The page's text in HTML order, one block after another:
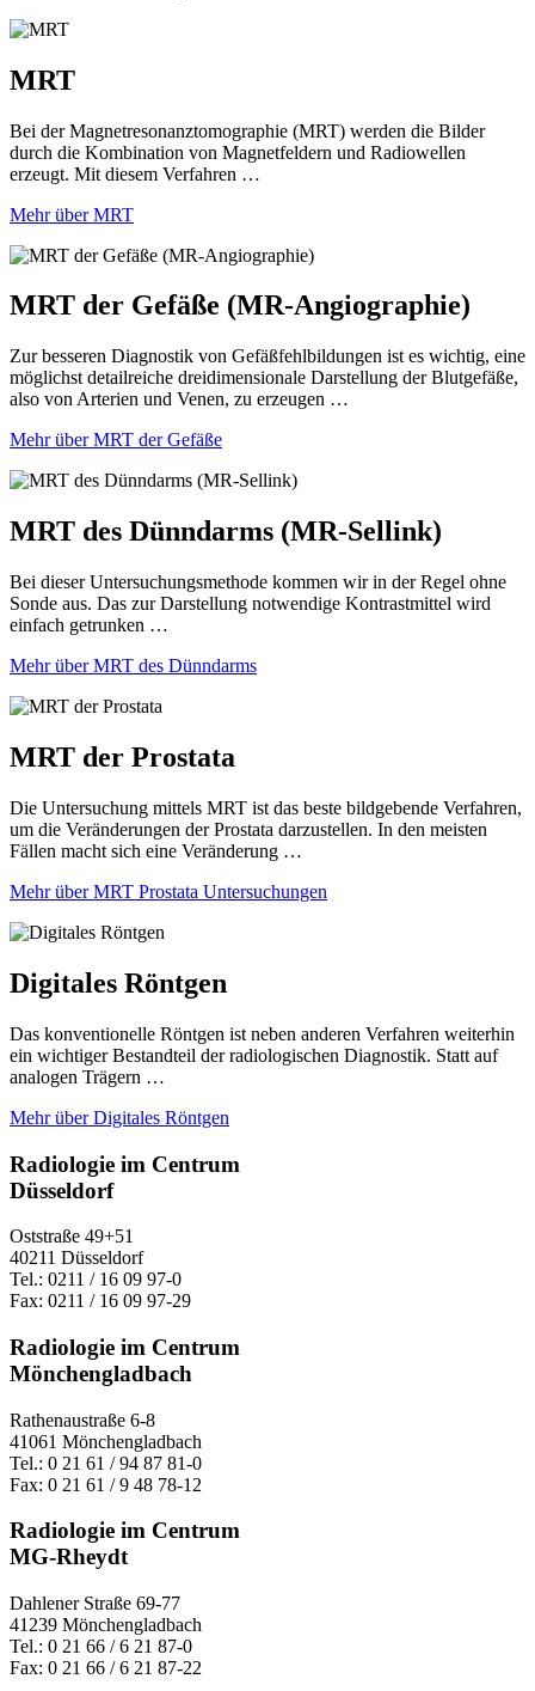
MRT
Bei der Magnetresonanztomographie (MRT) werden die Bilder
durch die Kombination von Magnetfeldern und Radiowellen
erzeugt. Mit diesem Verfahren …
Mehr über MRT
MRT der Gefäße (MR-Angiographie)
Zur besseren Diagnostik von Gefäßfehlbildungen ist es wichtig, eine
möglichst detailreiche dreidimensionale Darstellung der Blutgefäße,
also von Arterien und Venen, zu erzeugen …
Mehr über MRT der Gefäße
MRT des Dünndarms (MR-Sellink)
Bei dieser Untersuchungsmethode kommen wir in der Regel ohne
Sonde aus. Das zur Darstellung notwendige Kontrastmittel wird
einfach getrunken …
Mehr über MRT des Dünndarms
MRT der Prostata
Die Untersuchung mittels MRT ist das beste bildgebende Verfahren,
um die Veränderungen der Prostata darzustellen. In den meisten
Fällen macht sich eine Veränderung …
Mehr über MRT Prostata Untersuchungen
Digitales Röntgen
Das konventionelle Röntgen ist neben anderen Verfahren weiterhin
ein wichtiger Bestandteil der radiologischen Diagnostik. Statt auf
analogen Trägern …
Mehr über Digitales Röntgen
Radiologie im Centrum
Düsseldorf
Oststraße 49+51
40211 Düsseldorf
Tel.: 0211 / 16 09 97-0
Fax: 0211 / 16 09 97-29
Radiologie im Centrum
Mönchengladbach
Rathenaustraße 6-8
41061 Mönchengladbach
Tel.: 0 21 61 / 94 87 81-0
Fax: 0 21 61 / 9 48 78-12
Radiologie im Centrum
MG-Rheydt
Dahlener Straße 69-77
41239 Mönchengladbach
Tel.: 0 21 66 / 6 21 87-0
Fax: 0 21 66 / 6 21 87-22